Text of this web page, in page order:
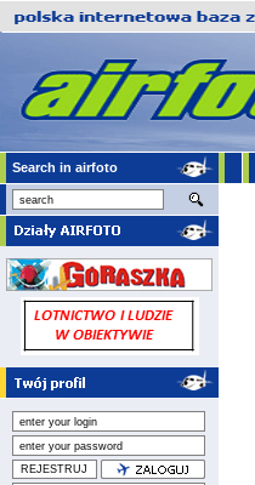
Search in airfoto